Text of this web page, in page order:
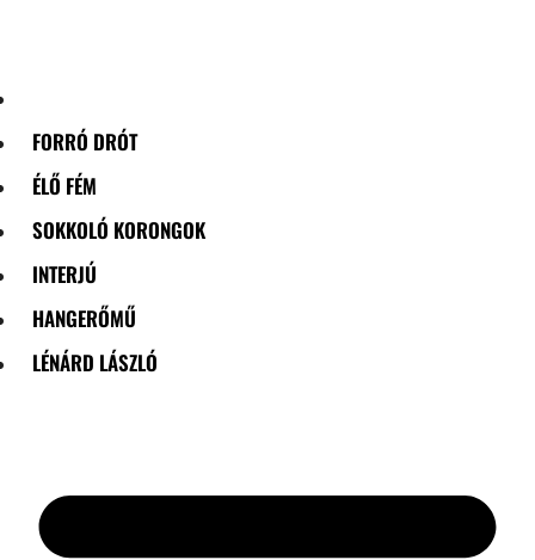
content
FORRÓ DRÓT
ÉLŐ FÉM
SOKKOLÓ KORONGOK
INTERJÚ
HANGERŐMŰ
LÉNÁRD LÁSZLÓ